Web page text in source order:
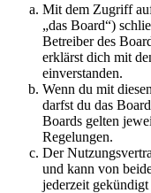
Mit dem Zugriff
„das Board“)
Betreiber des
erklärst dich mit
einverstanden.
Wenn du mit
darfst du das
Boards gelten
Regelungen.
Der
und kann von
jederzeit